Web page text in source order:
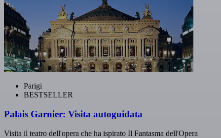
Parigi
BESTSELLER
Palais Garnier: Visita autoguidata
Visita il teatro dell'opera che ha ispirato Il Fantasma dell'Opera